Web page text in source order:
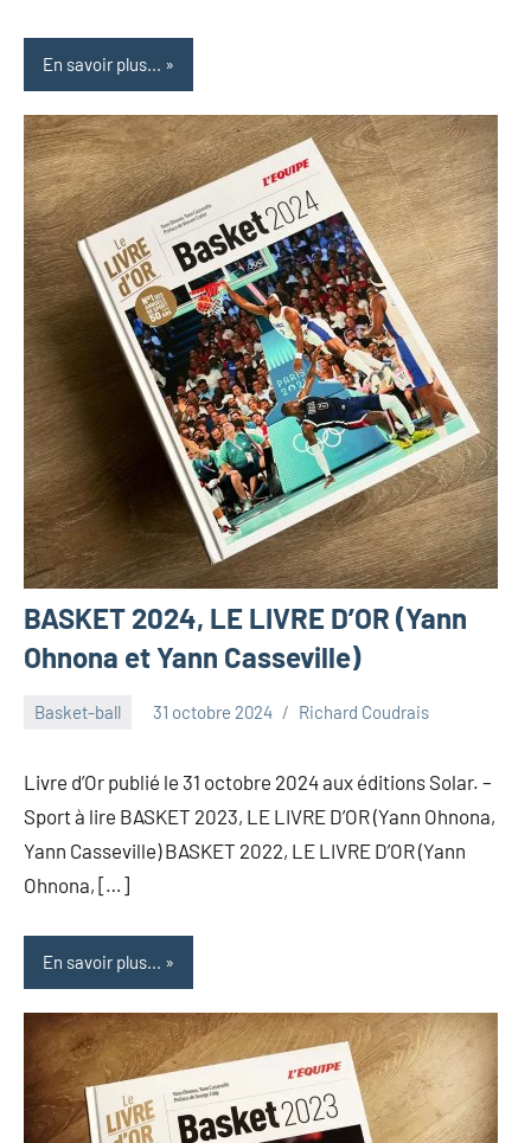
En savoir plus...
BASKET 2024, LE LIVRE D’OR (Yann
Ohnona et Yann Casseville)
Basket-ball 31 octobre 2024 Richard Coudrais
Livre d’Or publié le 31 octobre 2024 aux éditions Solar. –
Sport à lire BASKET 2023, LE LIVRE D’OR (Yann Ohnona,
Yann Casseville) BASKET 2022, LE LIVRE D’OR (Yann
Ohnona, […]
En savoir plus...